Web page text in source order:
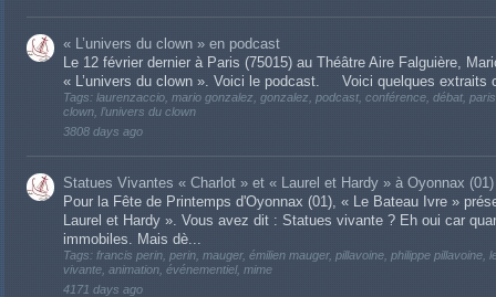
« L’univers du clown » en podcast
Le 12 février dernier à Paris (75015) au Théâtre Aire Falguière,
« L’univers du clown ». Voici le podcast. Voici quelques extraits
Tags: laurenzaccio, mario gonzalez, gonzalez, podcast, conférence, débat,
clown, l’univers du clown
3808 days ago
Statues Vivantes « Charlot » et « Laurel et Hardy » à Oyonnax (01)
Pour la Fête de Printemps d'Oyonnax (01), « Le Bateau Ivre »
Laurel et Hardy ». Vous avez dit : Statues vivante ? Eh oui car
immobiles. Mais dè...
Tags: francis perin, perin, mauger, émilien mauger, pillavoine, philippe
vivante, animation, événementiel, mime
4171 days ago